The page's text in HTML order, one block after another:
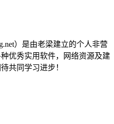
）是由老梁建立的个人非营
优秀实用软件，网络资源及建
共同学习进步！